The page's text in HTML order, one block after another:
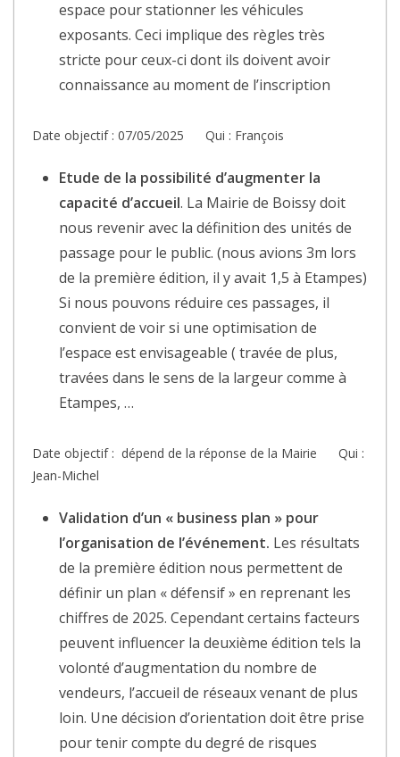
espace pour stationner les véhicules
exposants. Ceci implique des règles très
stricte pour ceux-ci dont ils doivent avoir
connaissance au moment de l’inscription
Date objectif : 07/05/2025 Qui : François
Etude de la possibilité d’augmenter la
capacité d’accueil. La Mairie de Boissy doit
nous revenir avec la définition des unités de
passage pour le public. (nous avions 3m lors
de la première édition, il y avait 1,5 à Etampes)
Si nous pouvons réduire ces passages, il
convient de voir si une optimisation de
l’espace est envisageable ( travée de plus,
travées dans le sens de la largeur comme à
Etampes, …
Date objectif : dépend de la réponse de la Mairie Qui :
Jean-Michel
Validation d’un « business plan » pour
l’organisation de l’événement. Les résultats
de la première édition nous permettent de
définir un plan « défensif » en reprenant les
chiffres de 2025. Cependant certains facteurs
peuvent influencer la deuxième édition tels la
volonté d’augmentation du nombre de
vendeurs, l’accueil de réseaux venant de plus
loin. Une décision d’orientation doit être prise
pour tenir compte du degré de risques